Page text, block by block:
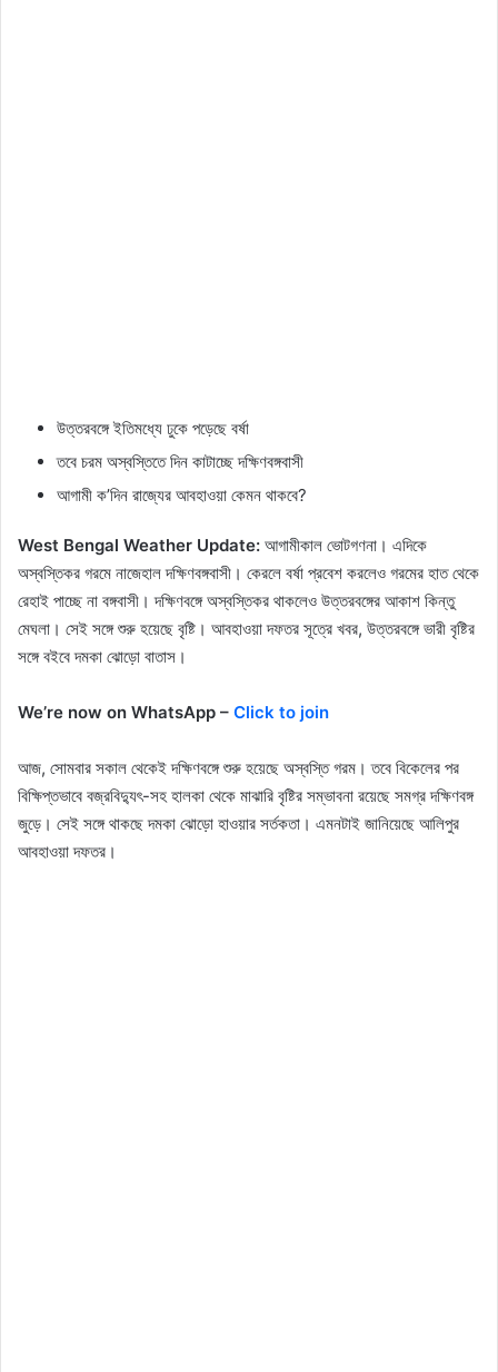
উত্তরবঙ্গে ইতিমধ্যে ঢুকে পড়েছে বর্ষা
তবে চরম অস্বস্তিতে দিন কাটাচ্ছে দক্ষিণবঙ্গবাসী
আগামী ক’দিন রাজ্যের আবহাওয়া কেমন থাকবে?
West Bengal Weather Update: আগামীকাল ভোটগণনা। এদিকে
অস্বস্তিকর গরমে নাজেহাল দক্ষিণবঙ্গবাসী। কেরলে বর্ষা প্রবেশ করলেও গরমের হাত থেকে
রেহাই পাচ্ছে না বঙ্গবাসী। দক্ষিণবঙ্গে অস্বস্তিকর থাকলেও উত্তরবঙ্গের আকাশ কিন্তু
মেঘলা। সেই সঙ্গে শুরু হয়েছে বৃষ্টি। আবহাওয়া দফতর সূত্রে খবর, উত্তরবঙ্গে ভারী বৃষ্টির
সঙ্গে বইবে দমকা ঝোড়ো বাতাস।
We’re now on WhatsApp – Click to join
আজ, সোমবার সকাল থেকেই দক্ষিণবঙ্গে শুরু হয়েছে অস্বস্তি গরম। তবে বিকেলের পর
বিক্ষিপ্তভাবে বজ্রবিদ্যুৎ-সহ হালকা থেকে মাঝারি বৃষ্টির সম্ভাবনা রয়েছে সমগ্র দক্ষিণবঙ্গ
জুড়ে। সেই সঙ্গে থাকছে দমকা ঝোড়ো হাওয়ার সর্তকতা। এমনটাই জানিয়েছে আলিপুর
আবহাওয়া দফতর।